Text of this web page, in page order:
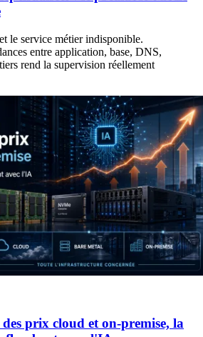
le service métier indisponible.
entre application, base, DNS,
rend la supervision réellement
prix cloud et on-premise, la